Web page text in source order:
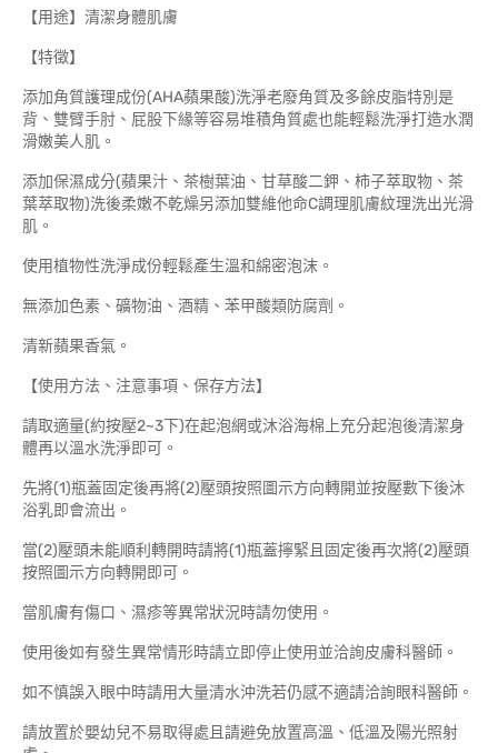
【用途】清潔身體肌膚
【特徵】
添加角質護理成份(AHA蘋果酸)洗淨老廢角質及多餘皮脂特別是
背、雙臂手肘、屁股下緣等容易堆積角質處也能輕鬆洗淨打造水潤
滑嫩美人肌。
添加保濕成分(蘋果汁、茶樹葉油、甘草酸二鉀、柿子萃取物、茶
葉萃取物)洗後柔嫩不乾燥另添加雙維他命C調理肌膚紋理洗出光滑
肌。
使用植物性洗淨成份輕鬆產生溫和綿密泡沫。
無添加色素、礦物油、酒精、苯甲酸類防腐劑。
清新蘋果香氣。
【使用方法、注意事項、保存方法】
請取適量(約按壓2~3下)在起泡網或沐浴海棉上充分起泡後清潔身
體再以溫水洗淨即可。
先將(1)瓶蓋固定後再將(2)壓頭按照圖示方向轉開並按壓數下後沐
浴乳即會流出。
當(2)壓頭未能順利轉開時請將(1)瓶蓋擰緊且固定後再次將(2)壓頭
按照圖示方向轉開即可。
當肌膚有傷口、濕疹等異常狀況時請勿使用。
使用後如有發生異常情形時請立即停止使用並洽詢皮膚科醫師。
如不慎誤入眼中時請用大量清水沖洗若仍感不適請洽詢眼科醫師。
請放置於嬰幼兒不易取得處且請避免放置高溫、低溫及陽光照射